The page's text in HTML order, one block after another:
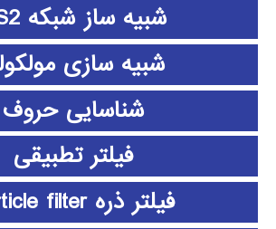
شبیه ساز شبکه NS2
شبیه سازی
شناسایی حروف
فیلتر تطبیقی
فیلتر ذره particle filter